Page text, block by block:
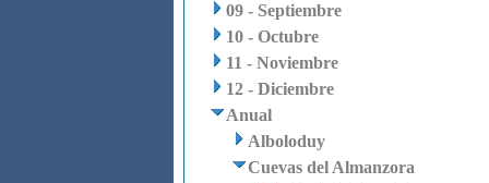
09 - Septiembre
10 - Octubre
11 - Noviembre
12 - Diciembre
Anual
Alboloduy
Cuevas del Almanzora